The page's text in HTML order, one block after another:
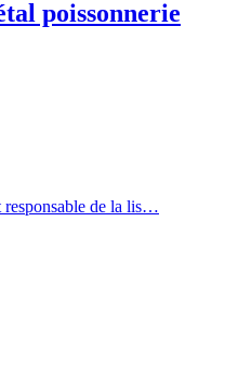
poissonnerie
responsable de la lis…